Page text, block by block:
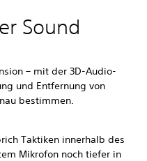
Sound
– mit der 3D-Audio-
und Entfernung von
bestimmen.
Taktiken innerhalb des
Mikrofon noch tiefer in